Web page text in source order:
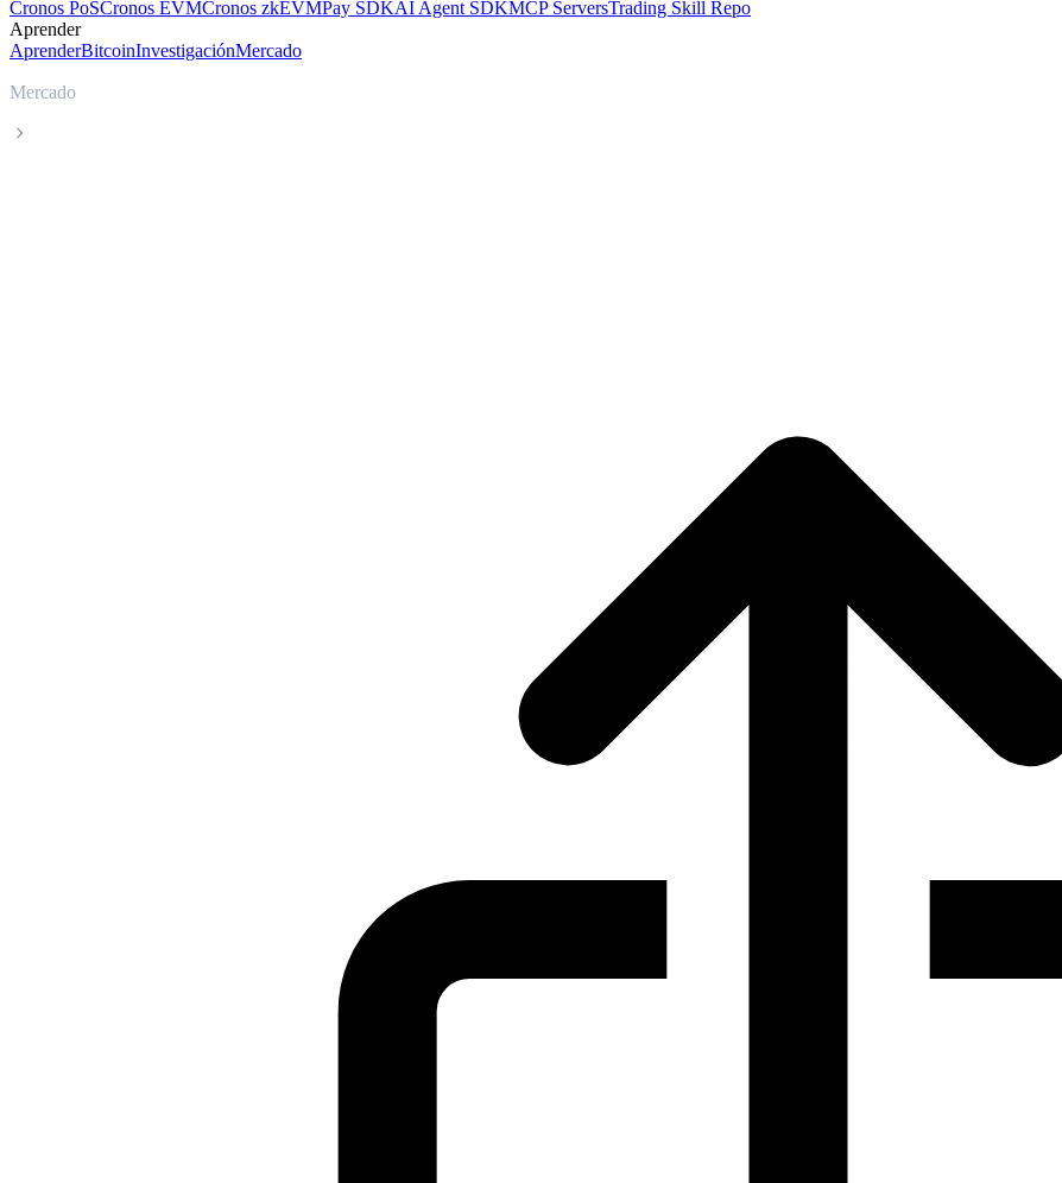
Cronos PoSCronos EVMCronos zkEVMPay SDKAI Agent SDKMCP ServersTrading Skill Repo
Aprender
AprenderBitcoinInvestigaciónMercado
Mercado